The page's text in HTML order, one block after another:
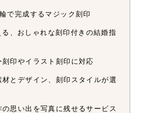
で完成するマジック刻印
、おしゃれな刻印付きの結婚指
印やイラスト刻印に対応
とデザイン、刻印スタイルが選
思い出を写真に残せるサービス